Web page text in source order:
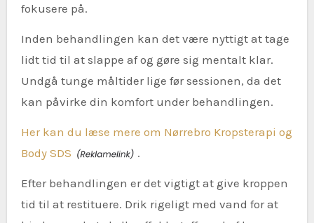
fokusere på.
Inden behandlingen kan det være nyttigt at tage
lidt tid til at slappe af og gøre sig mentalt klar.
Undgå tunge måltider lige før sessionen, da det
kan påvirke din komfort under behandlingen.
Her kan du læse mere om Nørrebro Kropsterapi og
Body SDS
.
Efter behandlingen er det vigtigt at give kroppen
tid til at restituere. Drik rigeligt med vand for at